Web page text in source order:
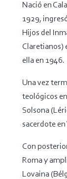
Nació en
1929,
Hijos del
Claretianos)
ella en 1946.
Una vez
teológicos
Solsona
sacerdote en
Con
Roma y
Lovaina